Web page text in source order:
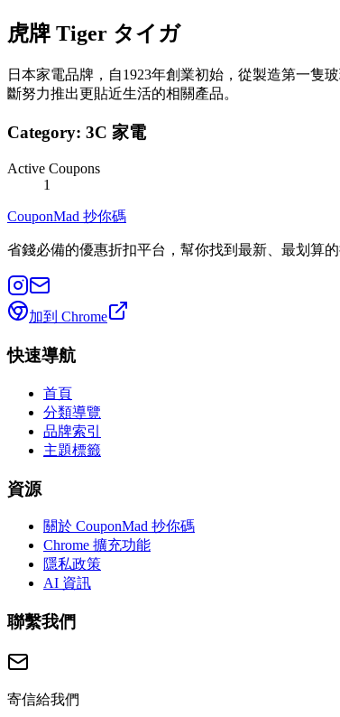
虎牌 Tiger タイガ
日本家電品牌，自1923年創業初始，從製造第一隻
斷努力推出更貼近生活的相關產品。
Category: 3C 家電
Active Coupons
1
CouponMad 抄你碼
省錢必備的優惠折扣平台，幫你找到最新、最划算的
加到 Chrome
快速導航
首頁
分類導覽
品牌索引
主題標籤
資源
關於 CouponMad 抄你碼
Chrome 擴充功能
隱私政策
AI 資訊
聯繫我們
寄信給我們